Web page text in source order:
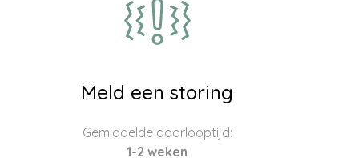
Meld een storing
Gemiddelde doorlooptijd:
1-2 weken